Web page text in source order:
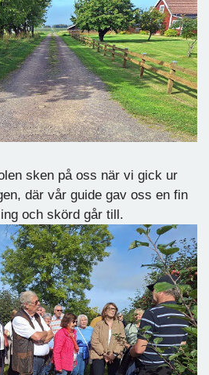
sken på oss när vi gick ur
där vår guide gav oss en fin
och skörd går till.